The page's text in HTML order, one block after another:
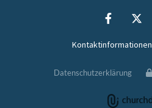
Kontaktinformationen
Datenschutzerklärung